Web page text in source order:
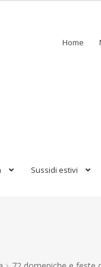
Home
Sussidi estivi